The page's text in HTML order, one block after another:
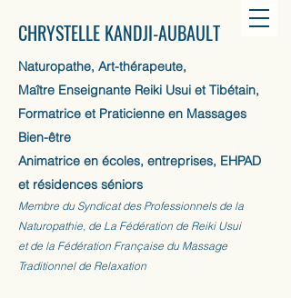
CHRYSTELLE KANDJI-AUBAULT
Naturopathe, Art-thérapeute,
Maître Enseignante Reiki Usui et Tibétain,
Formatrice et Praticienne en Massages
Bien-être
Animatrice en écoles, entreprises, EHPAD
et résidences séniors
Membre du Syndicat des Professionnels de la
Naturopathie, de La Fédération de Reiki Usui
et de la Fédération Française du Massage
Traditionnel de Relaxation